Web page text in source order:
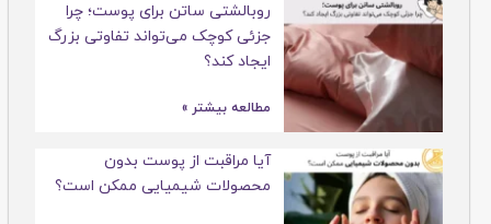
روبالشتی ساتن برای پوست؛ چرا
جزئی کوچک می‌تواند تفاوتی بزرگ
ایجاد کند؟
مطالعه بیشتر »
آیا مراقبت از پوست بدون
محصولات شیمیایی ممکن است؟